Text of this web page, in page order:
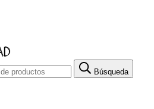
Búsqueda